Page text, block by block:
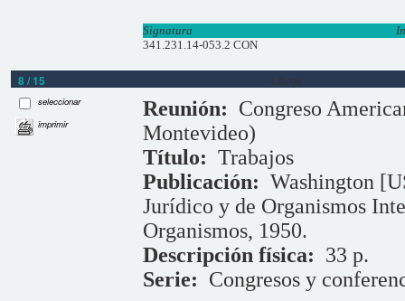
Signatura
341.231.14-053.2 CON
8 / 15 Libros
seleccionar
imprimir
Reunión: Congreso
Montevideo)
Título: Trabajos
Publicación: Washington
Jurídico y de Organismos
Organismos, 1950.
Descripción física: 33 p.
Serie: Congresos y